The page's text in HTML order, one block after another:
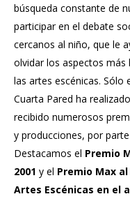
búsqueda constante de
participar en el debate
cercanos al niño, que le
olvidar los aspectos más
las artes escénicas. Sólo
Cuarta Pared ha
recibido numerosos
y producciones, por
Destacamos el Premio
2001 y el Premio Max
Artes Escénicas en el